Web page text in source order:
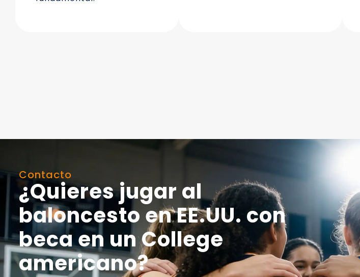
Contacto
¿Quieres jugar al
baloncesto en EE.UU. con
beca en un College
americano?